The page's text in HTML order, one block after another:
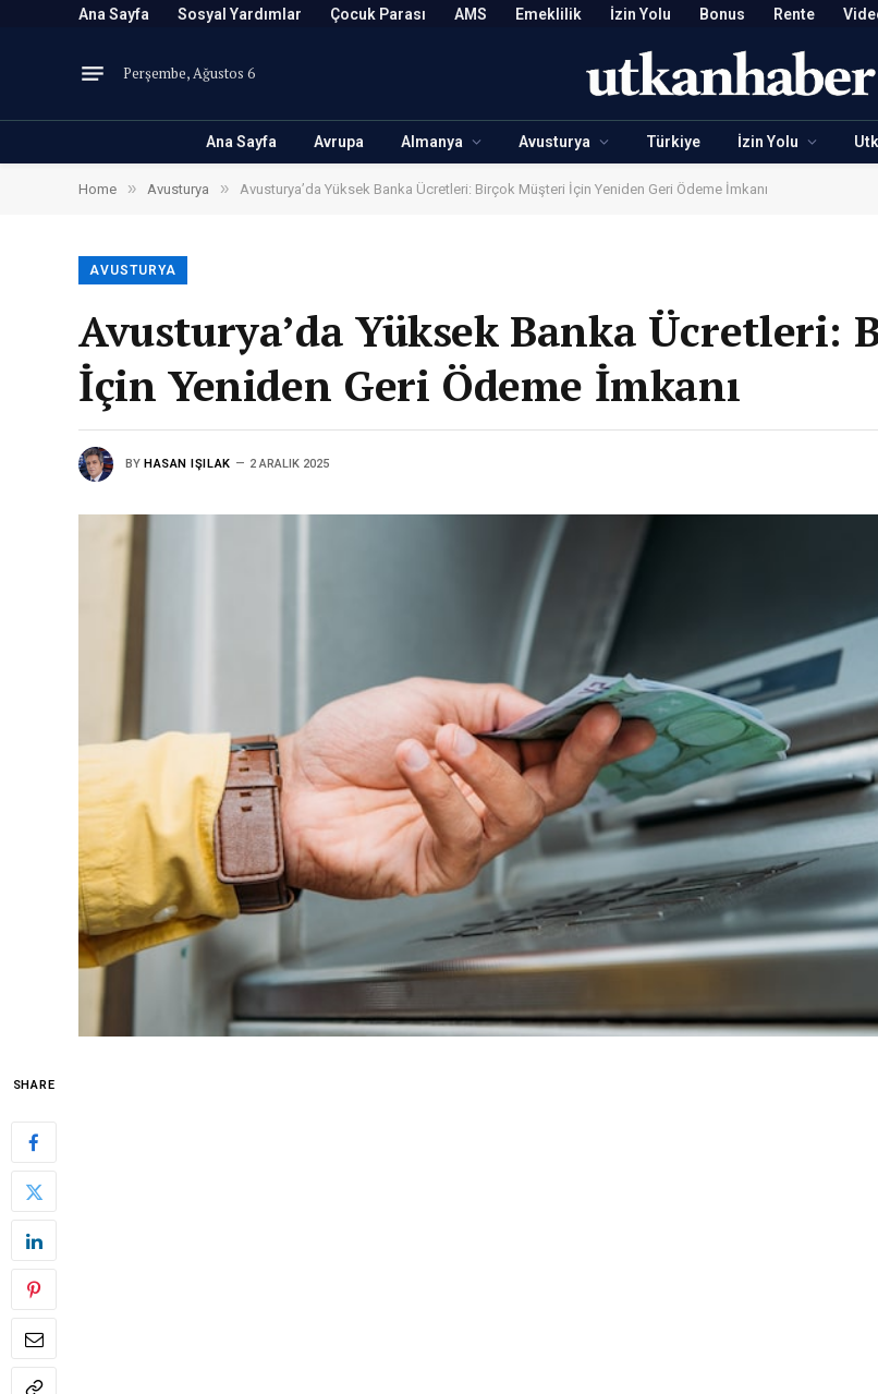
Ana Sayfa Sosyal Yardımlar Çocuk Parası AMS Emeklilik İzin Yolu Bonus Rente
Perşembe, Ağustos 6
Ana Sayfa Avrupa Almanya Avusturya Türkiye İzin Yolu
Home » Avusturya » Avusturya’da Yüksek Banka Ücretleri: Birçok Müşteri İçin Yeniden Geri Ödeme İmkanı
AVUSTURYA
Avusturya’da Yüksek Banka Ücretleri:
İçin Yeniden Geri Ödeme İmkanı
BY HASAN IŞILAK 2 ARALIK 2025
SHARE